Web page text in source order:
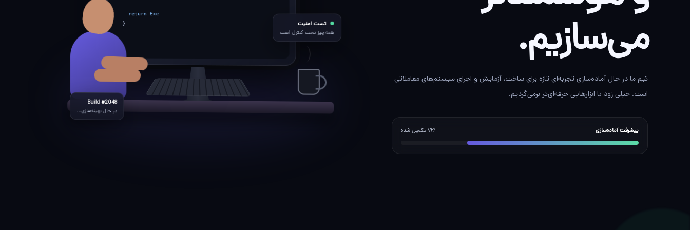
می‌سازیم.
تیم ما در حال آماده‌سازی تجربه‌ای تازه برای ساخت، آزمایش و اجرای سیستم‌های معاملاتی
است. خیلی زود با ابزارهایی حرفه‌ای‌تر برمی‌گردیم.
پیشرفت آماده‌سازی ۷۲٪ تکمیل شده
return Execute(signal);
} تست امنیت
همه‌چیز تحت کنترل است
Build #2048
در حال بهینه‌سازی...